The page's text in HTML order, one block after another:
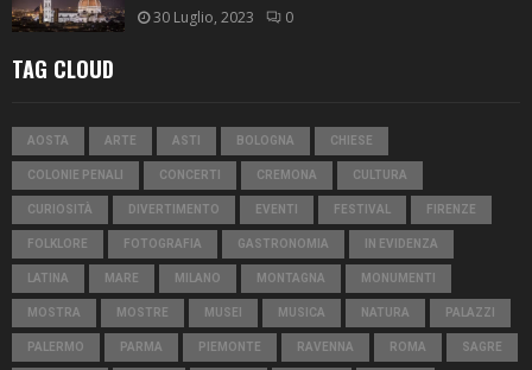
30 Luglio, 2023 0
TAG CLOUD
AOSTA ARTE ASTI BOLOGNA CHIESE
COLONIE PENALI CONCERTI CREMONA CULTURA
CURIOSITÀ DIVERTIMENTO EVENTI FESTIVAL FIRENZE
FOLKLORE FOTOGRAFIA GASTRONOMIA IN EVIDENZA
LATINA MARE MILANO MONTAGNA MONUMENTI
MOSTRA MOSTRE MUSEI MUSICA NATURA PALAZZI
PALERMO PARMA PIEMONTE RAVENNA ROMA SAGRE